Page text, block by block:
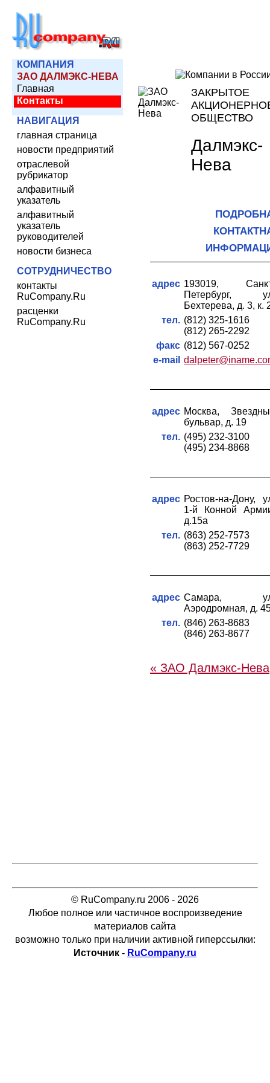
КОМПАНИЯ
ЗАО ДАЛМЭКС-НЕВА
Главная
Контакты
НАВИГАЦИЯ
главная страница
новости предприятий
отраслевой
рубрикатор
алфавитный
указатель
алфавитный
указатель
руководителей
новости бизнеса
СОТРУДНИЧЕСТВО
контакты
RuCompany.Ru
расценки
RuCompany.Ru
ЗАКРЫТОЕ
ОБЩЕСТВО
Далмэкс-
Нева
адрес 193019,
Петербург,
Бехтерева, д. 3, к.
тел. (812) 325-1616
(812) 265-2292
факс (812) 567-0252
e-mail
адрес Москва,
бульвар, д. 19
тел. (495) 232-3100
(495) 234-8868
адрес Ростов-на-Дону,
1-й Конной
д.15а
тел. (863) 252-7573
(863) 252-7729
адрес Самара,
Аэродромная, д.
тел. (846) 263-8683
(846) 263-8677
« ЗАО Далмэкс-Нева
© RuCompany.ru 2006 - 2026
Любое полное или частичное воспроизведение
материалов сайта
возможно только при наличии активной гиперссылки:
Источник - RuCompany.ru